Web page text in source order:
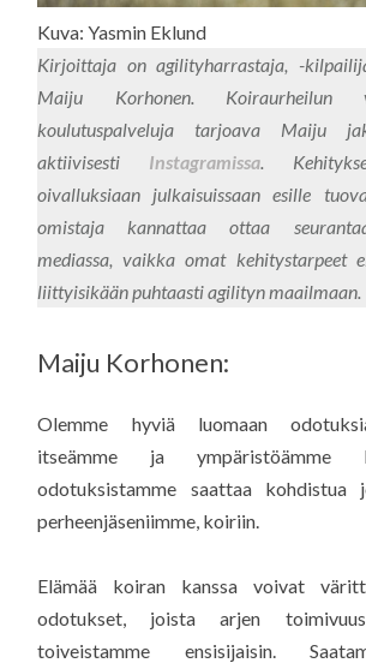
Kuva: Yasmin Eklund
Kirjoittaja on agilityharrastaja, -
Maiju Korhonen. Koiraurheilun
koulutuspalveluja tarjoava Maiju
aktiivisesti Instagramissa.
oivalluksiaan julkaisuissaan esille
omistaja kannattaa ottaa
mediassa, vaikka omat kehitystarpeet
liittyisikään puhtaasti agilityn maailmaan.
Maiju Korhonen:
Olemme hyviä luomaan
itseämme ja ympäristöämme
odotuksistamme saattaa kohdistua
perheenjäseniimme, koiriin.
Elämää koiran kanssa voivat
odotukset, joista arjen
toiveistamme ensisijaisin.